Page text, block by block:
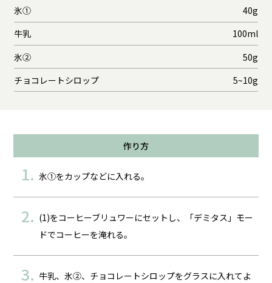
氷①
40g
牛乳
100ml
氷②
50g
チョコレートシロップ
5~10g
作り方
氷①をカップなどに入れる。
(1)をコーヒーブリュワーにセットし、「デミタス」モー
ドでコーヒーを淹れる。
牛乳、氷②、チョコレートシロップをグラスに入れてよ